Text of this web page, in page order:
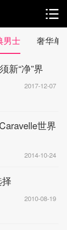
男士 奢华单
新“净”界
2017-12-07
世界
2014-10-24
2010-08-19